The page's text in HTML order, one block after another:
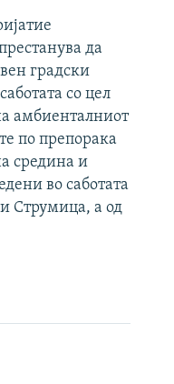
да
градски
со цел
амбиенталниот
по препорака
средина и
во саботата
Струмица, а од